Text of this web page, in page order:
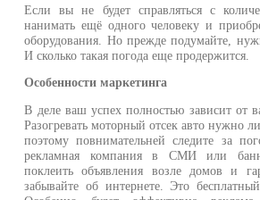
Если вы не будет справляться с
нанимать ещё одного человеку и
оборудования. Но прежде подумайте,
И сколько такая погода еще продержится.
Особенности маркетинга
В деле ваш успех полностью зависит от
Разогревать моторный отсек авто нужно
поэтому повнимательней следите за
рекламная компания в СМИ или
поклеить объявления возле домов и
забывайте об интернете. Это